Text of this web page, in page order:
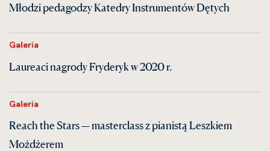
Młodzi pedagodzy Katedry Instrumentów Dętych
Galeria
Laureaci nagrody Fryderyk w 2020 r.
Galeria
Reach the Stars — masterclass z pianistą Leszkiem
Możdżerem